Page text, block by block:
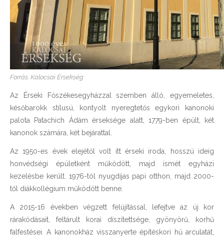
Forrás: Kalocsai Érsekség
Az Érseki Főszékesegyházzal szemben álló, egyemeletes,
későbarokk stílusú, kontyolt nyeregtetős egykori kanonoki
palota Patachich Ádám érseksége alatt, 1779-ben épült, két
kanonok számára, két bejárattal.
Az 1950-es évek elejétől volt itt érseki iroda, hosszú ideig
honvédségi épületként működött, majd ismét egyházi
kezelésbe került. 1976-tól nyugdíjas papi otthon, majd 2000-
től diákkollégium működött benne.
A 2015-16 években végzett felújítással, lefejtve az új kor
rárakódásait, feltárult korai díszítettsége, gyönyörű, korhű
falfestései. A kanonokház visszanyerte építéskori hű arculatát,